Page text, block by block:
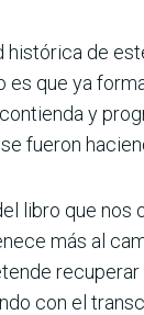
histórica de
es que ya
y
fueron
libro que nos
más al
con el